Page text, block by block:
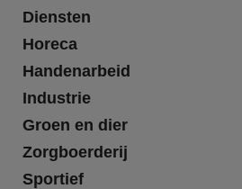
Diensten
Horeca
Handenarbeid
Industrie
Groen en dier
Zorgboerderij
Sportief